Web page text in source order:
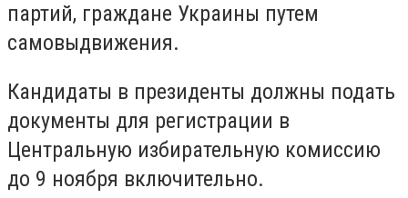
партий, граждане Украины путем
самовыдвижения.
Кандидаты в президенты должны подать
документы для регистрации в
Центральную избирательную комиссию
до 9 ноября включительно.